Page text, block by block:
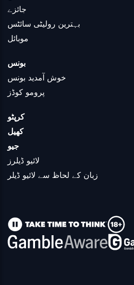
جائزے
بہترین رولیٹی سائٹس
موبائل
بونس
خوش آمدید بونس
پرومو کوڈز
کرپٹو
کھیل
جیو
لائیو ڈیلرز
زبان کے لحاظ سے لائیو ڈیلر